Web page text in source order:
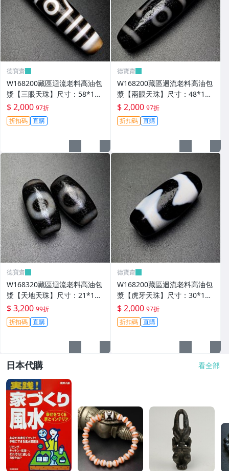
德寶齋
W168200藏區迴流老料高油包
漿【三眼天珠】尺寸：58*13
毫米 重量15.2克馬蹄清紋晰 天
珠 瑪瑙 文玩【德寶齋】499
$ 2,000 97折
折扣碼 直購
德寶齋
W168200藏區迴流老料高油包
漿【兩眼天珠】尺寸：48*12
毫米 重量11克圖騰清晰流暢
天珠 瑪瑙 文玩【德寶齋】498
$ 2,000 97折
折扣碼 直購
德寶齋
W168320藏區迴流老料高油包
漿【天地天珠】尺寸：21*11
毫米 重量8.3克天圓地方， 天
珠 瑪瑙 文玩【德寶齋】999
$ 3,200 99折
折扣碼 直購
德寶齋
W168200藏區迴流老料高油包
漿【虎牙天珠】尺寸：30*13
毫米 重量8.8克一顆可以改 天
珠 瑪瑙 文玩【德寶齋】497
$ 2,000 97折
折扣碼 直購
日本代購 看全部